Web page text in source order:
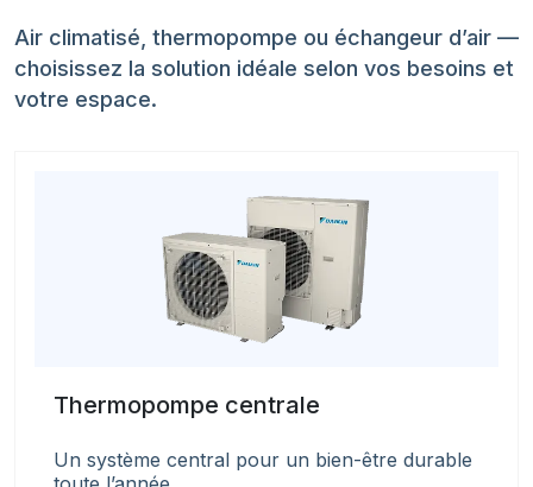
Air climatisé, thermopompe ou échangeur d’air —
choisissez la solution idéale selon vos besoins et
votre espace.
Thermopompe centrale
Un système central pour un bien-être durable